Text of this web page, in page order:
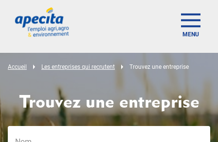
MENU
Accueil Les entreprises qui recrutent Trouvez une entreprise
Trouvez une entreprise